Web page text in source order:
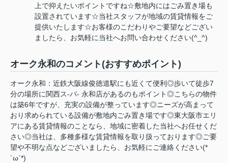
上で抑えたいポイントですね☆敷地内にはごみ置き場も
設置されています☆当社スタッフが地域の賃貸情報をご
提供いたします☆お客様のこだわりやご要望などござい
ましたら、お気軽に当社へお問い合わせください(^_^)
オーク永和のコメント(おすすめポイント)
オーク永和：近鉄大阪線俊徳道駅にも近くて便利◎歩いて徒歩7
分の場所に関西ス-パ- 永和店があるのもポイント◎こちらの物件
は築6年ですが、充実の設備が整っています◎ニーズが高まって
おり求められている設備が敷地内ごみ置き場です◎東大阪市エリ
アにある賃貸情報のことなら、地域に密着した当社へお任せくだ
さい◎当社は、多種多様な賃貸情報を取り扱っております◎ご要
望や不明な点などございましたら、お気軽にご連絡ください(*
´ω`*)